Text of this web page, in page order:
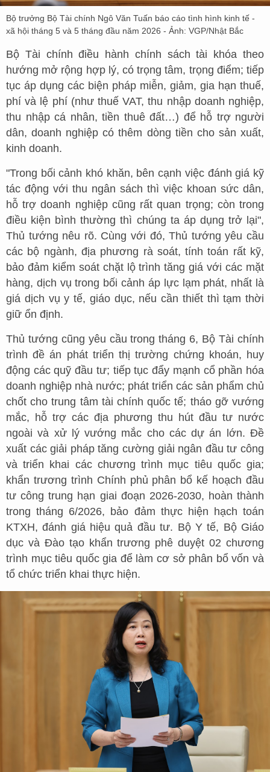
Bộ trưởng Bộ Tài chính Ngô Văn Tuấn báo cáo tình hình kinh tế -
xã hội tháng 5 và 5 tháng đầu năm 2026 - Ảnh: VGP/Nhật Bắc
Bộ Tài chính điều hành chính sách tài khóa theo
hướng mở rộng hợp lý, có trọng tâm, trọng điểm; tiếp
tục áp dụng các biện pháp miễn, giảm, gia hạn thuế,
phí và lệ phí (như thuế VAT, thu nhập doanh nghiệp,
thu nhập cá nhân, tiền thuê đất…) để hỗ trợ người
dân, doanh nghiệp có thêm dòng tiền cho sản xuất,
kinh doanh.
"Trong bối cảnh khó khăn, bên cạnh việc đánh giá kỹ
tác động với thu ngân sách thì việc khoan sức dân,
hỗ trợ doanh nghiệp cũng rất quan trọng; còn trong
điều kiện bình thường thì chúng ta áp dụng trở lại",
Thủ tướng nêu rõ. Cùng với đó, Thủ tướng yêu cầu
các bộ ngành, địa phương rà soát, tính toán rất kỹ,
bảo đảm kiểm soát chặt lộ trình tăng giá với các mặt
hàng, dịch vụ trong bối cảnh áp lực lạm phát, nhất là
giá dịch vụ y tế, giáo dục, nếu cần thiết thì tạm thời
giữ ổn định.
Thủ tướng cũng yêu cầu trong tháng 6, Bộ Tài chính
trình đề án phát triển thị trường chứng khoán, huy
động các quỹ đầu tư; tiếp tục đẩy mạnh cổ phần hóa
doanh nghiệp nhà nước; phát triển các sản phẩm chủ
chốt cho trung tâm tài chính quốc tế; tháo gỡ vướng
mắc, hỗ trợ các địa phương thu hút đầu tư nước
ngoài và xử lý vướng mắc cho các dự án lớn. Đề
xuất các giải pháp tăng cường giải ngân đầu tư công
và triển khai các chương trình mục tiêu quốc gia;
khẩn trương trình Chính phủ phân bổ kế hoạch đầu
tư công trung hạn giai đoạn 2026-2030, hoàn thành
trong tháng 6/2026, bảo đảm thực hiện hạch toán
KTXH, đánh giá hiệu quả đầu tư. Bộ Y tế, Bộ Giáo
dục và Đào tạo khẩn trương phê duyệt 02 chương
trình mục tiêu quốc gia để làm cơ sở phân bổ vốn và
tổ chức triển khai thực hiện.